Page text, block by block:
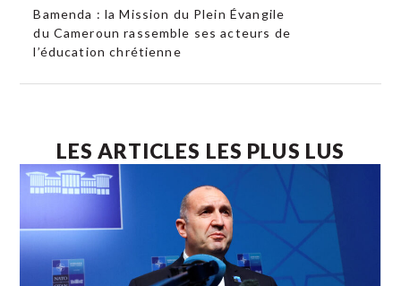
Bamenda : la Mission du Plein Évangile
du Cameroun rassemble ses acteurs de
l’éducation chrétienne
LES ARTICLES LES PLUS LUS